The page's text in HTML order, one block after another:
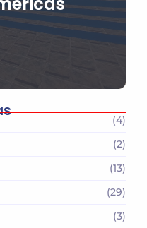
(4)
(2)
(13)
(29)
(3)